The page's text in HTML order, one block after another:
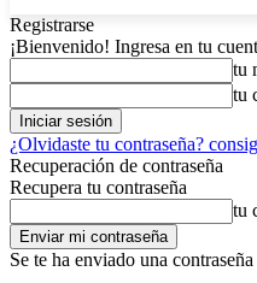
Registrarse
¡Bienvenido! Ingresa en tu
tu
tu
¿Olvidaste tu contraseña?
Recuperación de contraseña
Recupera tu contraseña
tu
Se te ha enviado una